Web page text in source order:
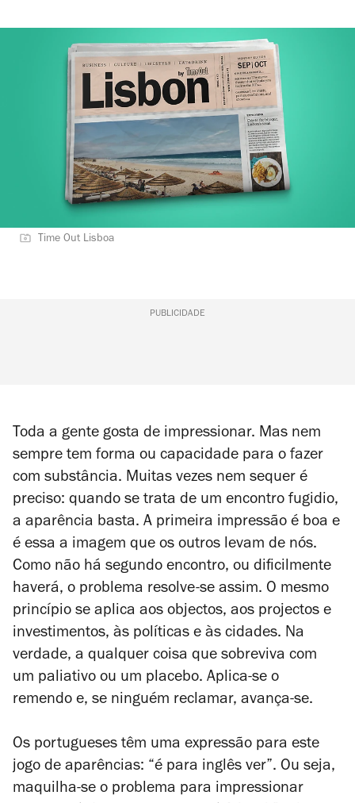
Time Out Lisboa
PUBLICIDADE
Toda a gente gosta de impressionar. Mas nem
sempre tem forma ou capacidade para o fazer
com substância. Muitas vezes nem sequer é
preciso: quando se trata de um encontro fugidio,
a aparência basta. A primeira impressão é boa e
é essa a imagem que os outros levam de nós.
Como não há segundo encontro, ou dificilmente
haverá, o problema resolve-se assim. O mesmo
princípio se aplica aos objectos, aos projectos e
investimentos, às políticas e às cidades. Na
verdade, a qualquer coisa que sobreviva com
um paliativo ou um placebo. Aplica-se o
remendo e, se ninguém reclamar, avança-se.
Os portugueses têm uma expressão para este
jogo de aparências: “é para inglês ver”. Ou seja,
maquilha-se o problema para impressionar